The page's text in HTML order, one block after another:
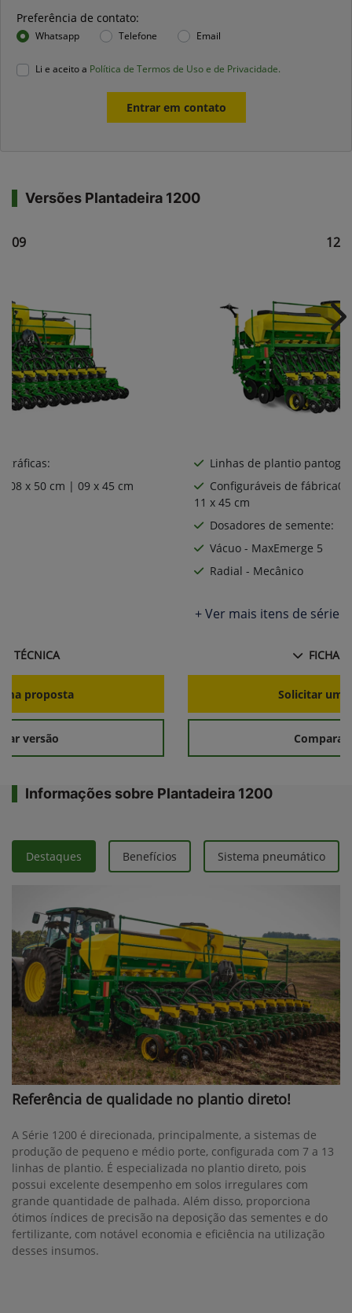
Preferência de contato:
Whatsapp Telefone Email
Li e aceito a Política de Termos de Uso e de Privacidade.
Entrar em contato
Versões Plantadeira 1200
x 50 cm | 09 x 45 cm
TÉCNICA
proposta
versão
Linhas de plantio
Configuráveis de
11 x 45 cm
Dosadores de semente:
Vácuo - MaxEmerge 5
Radial - Mecânico
+ Ver mais itens de série
FICHA
Solicitar
Comparar
Informações sobre Plantadeira 1200
Destaques Benefícios Sistema pneumático
Referência de qualidade no plantio direto!
A Série 1200 é direcionada, principalmente, a sistemas de
produção de pequeno e médio porte, configurada com 7 a 13
linhas de plantio. É especializada no plantio direto, pois
possui excelente desempenho em solos irregulares com
grande quantidade de palhada. Além disso, proporciona
ótimos índices de precisão na deposição das sementes e do
fertilizante, com notável economia e eficiência na utilização
desses insumos.